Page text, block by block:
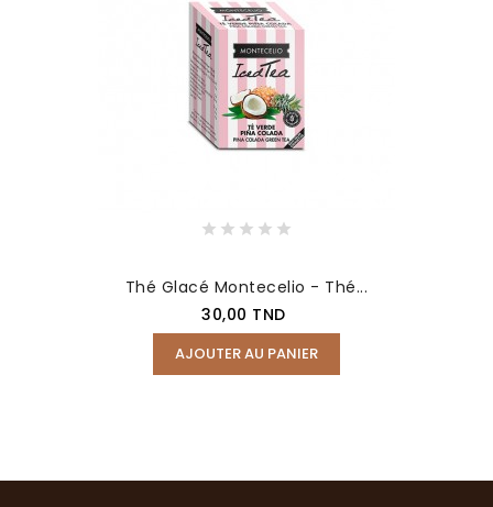
Thé Glacé Montecelio - Thé...
Prix
30,00 TND
AJOUTER AU PANIER